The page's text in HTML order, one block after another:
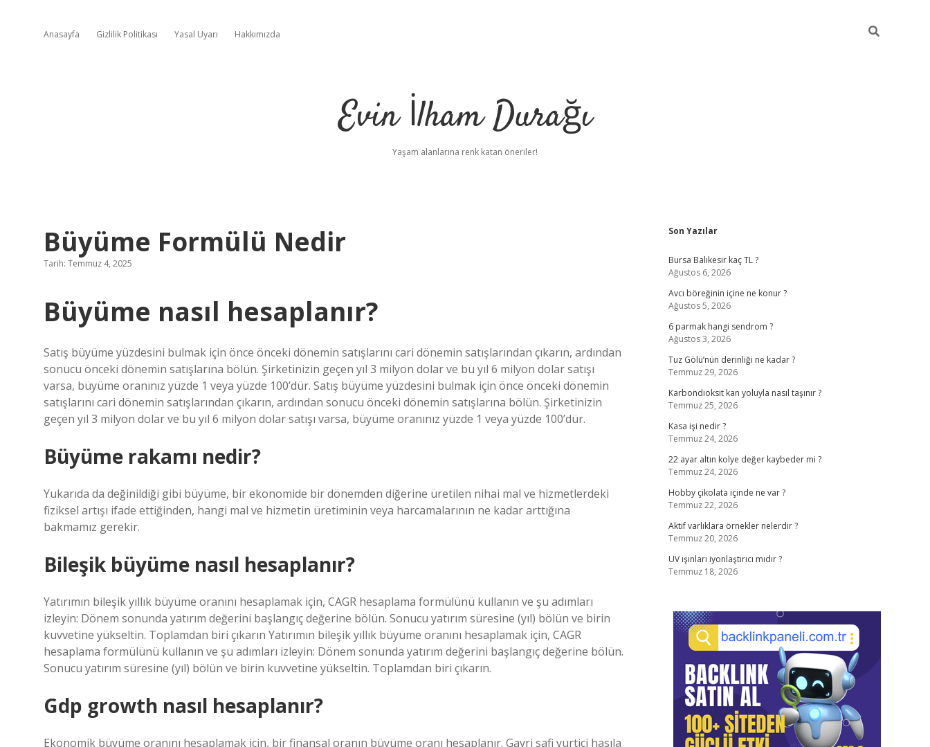
Anasayfa Gizlilik Politikası Yasal Uyarı Hakkımızda
Evin İlham Durağı
Yaşam alanlarına renk katan öneriler!
Büyüme Formülü Nedir
Tarih: Temmuz 4, 2025
Büyüme nasıl hesaplanır?
Satış büyüme yüzdesini bulmak için önce önceki dönemin satışlarını cari dönemin satışlarından çıkarın, ardından
sonucu önceki dönemin satışlarına bölün. Şirketinizin geçen yıl 3 milyon dolar ve bu yıl 6 milyon dolar satışı
varsa, büyüme oranınız yüzde 1 veya yüzde 100’dür. Satış büyüme yüzdesini bulmak için önce önceki dönemin
satışlarını cari dönemin satışlarından çıkarın, ardından sonucu önceki dönemin satışlarına bölün. Şirketinizin
geçen yıl 3 milyon dolar ve bu yıl 6 milyon dolar satışı varsa, büyüme oranınız yüzde 1 veya yüzde 100’dür.
Büyüme rakamı nedir?
Yukarıda da değinildiği gibi büyüme, bir ekonomide bir dönemden diğerine üretilen nihai mal ve hizmetlerdeki
fiziksel artışı ifade ettiğinden, hangi mal ve hizmetin üretiminin veya harcamalarının ne kadar arttığına
bakmamız gerekir.
Bileşik büyüme nasıl hesaplanır?
Yatırımın bileşik yıllık büyüme oranını hesaplamak için, CAGR hesaplama formülünü kullanın ve şu adımları
izleyin: Dönem sonunda yatırım değerini başlangıç ​​değerine bölün. Sonucu yatırım süresine (yıl) bölün ve birin
kuvvetine yükseltin. Toplamdan biri çıkarın Yatırımın bileşik yıllık büyüme oranını hesaplamak için, CAGR
hesaplama formülünü kullanın ve şu adımları izleyin: Dönem sonunda yatırım değerini başlangıç ​​değerine bölün.
Sonucu yatırım süresine (yıl) bölün ve birin kuvvetine yükseltin. Toplamdan biri çıkarın.
Gdp growth nasıl hesaplanır?
Ekonomik büyüme oranını hesaplamak için, bir finansal oranın büyüme oranı hesaplanır. Gayri safi yurtiçi hasıla
Sidebar
Son Yazılar
Bursa Balıkesir kaç TL ?
Ağustos 6, 2026
Avcı böreğinin içine ne konur ?
Ağustos 5, 2026
6 parmak hangi sendrom ?
Ağustos 3, 2026
Tuz Gölü’nün derinliği ne kadar ?
Temmuz 29, 2026
Karbondioksit kan yoluyla nasıl taşınır ?
Temmuz 25, 2026
Kasa işi nedir ?
Temmuz 24, 2026
22 ayar altın kolye değer kaybeder mi ?
Temmuz 24, 2026
Hobby çikolata içinde ne var ?
Temmuz 22, 2026
Aktif varlıklara örnekler nelerdir ?
Temmuz 20, 2026
UV ışınları iyonlaştırıcı mıdır ?
Temmuz 18, 2026